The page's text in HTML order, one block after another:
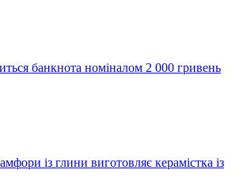
банкнота номіналом 2 000 гривень
із глини виготовляє керамістка із